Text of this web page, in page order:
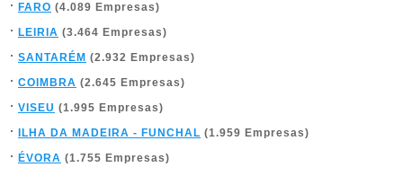
FARO (4.089 Empresas)
LEIRIA (3.464 Empresas)
SANTARÉM (2.932 Empresas)
COIMBRA (2.645 Empresas)
VISEU (1.995 Empresas)
ILHA DA MADEIRA - FUNCHAL (1.959 Empresas)
ÉVORA (1.755 Empresas)